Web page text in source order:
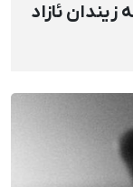
زیندان ئازاد